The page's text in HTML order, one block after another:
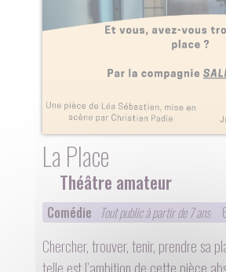
La Place
Théâtre amateur
Comédie Tout public à partir de 7 ans
Chercher, trouver, tenir, prendre sa